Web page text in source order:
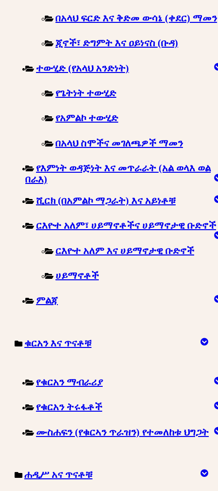
በአላህ ፍርድ እና ቅድመ ውሳኔ (ቀደር) ማመን
ጂኖች፣ ድግምት እና ዐይነናስ (ቡዳ)
ተውሂድ (የአላህ አንድነት)
የጌትነት ተውሂድ
የአምልኮ ተውሂድ
በአላህ ስሞችና መገለጫዎች ማመን
የእምነት ወዳጅነት እና መጥራራት (አል ወላእ ወል
በራእ)
ሺርክ (በአምልኮ ማጋራት) እና አይነቶቹ
ርእዮተ አለም፣ ሀይማኖቶችና ሀይማኖታዊ ቡድኖች
ርእዮተ አለም እና ሀይማኖታዊ ቡድኖች
ሀይማኖቶች
ምልጃ
ቁርአን እና ጥናቶቹ
የቁርአን ማብራሪያ
የቁርአን ትሩፋቶች
ሙስሐፍን (የቁርኣን ጥራዝን) የተመለከቱ ህግጋት
ሐዲሥ አና ጥናቶቹ